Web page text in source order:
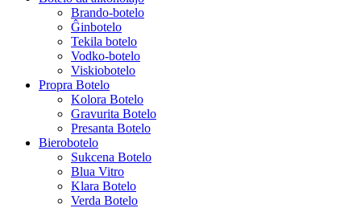
Brando-botelo
Ĝinbotelo
Tekila botelo
Vodko-botelo
Viskiobotelo
Propra Botelo
Kolora Botelo
Gravurita Botelo
Presanta Botelo
Bierobotelo
Sukcena Botelo
Blua Vitro
Klara Botelo
Verda Botelo